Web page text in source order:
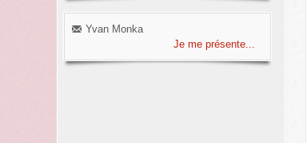
Yvan Monka
Je me présente...